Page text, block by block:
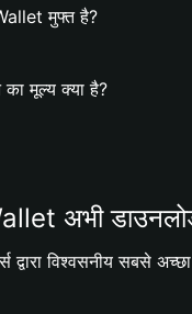
मुफ्त है?
मूल्य क्या है?
अभी
द्वारा विश्वसनीय सबसे